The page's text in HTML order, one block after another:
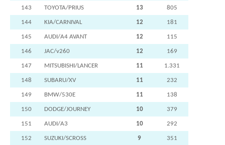
143 TOYOTA/PRIUS 13 805
144 KIA/CARNIVAL 12 181
145 AUDI/A4 AVANT 12 115
146 JAC/v260 12 169
147 MITSUBISHI/LANCER 11 1.331
148 SUBARU/XV 11 232
149 BMW/530E 11 138
150 DODGE/JOURNEY 10 379
151 AUDI/A3 10 292
152 SUZUKI/SCROSS 9 351